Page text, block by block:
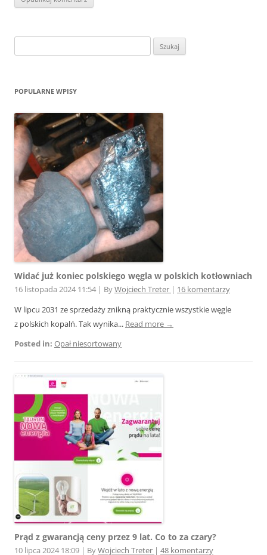
POPULARNE WPISY
Widać już koniec polskiego węgla w polskich kotłowniach
16 listopada 2024 11:54 | ByWojciech Treter | 16 komentarzy
W lipcu 2031 ze sprzedaży znikną praktycznie wszystkie węgle
z polskich kopalń. Tak wynika... Read more →
Posted in: Opał niesortowany
Prąd z gwarancją ceny przez 9 lat. Co to za czary?
10 lipca 2024 18:09 | ByWojciech Treter | 48 komentarzy